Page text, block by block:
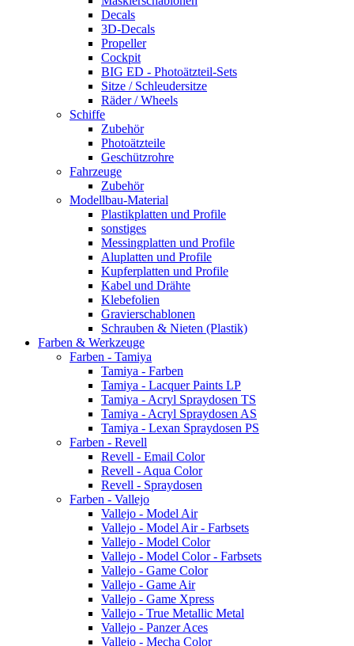
Decals
3D-Decals
Propeller
Cockpit
BIG ED - Photoätzteil-Sets
Sitze / Schleudersitze
Räder / Wheels
Schiffe
Zubehör
Photoätzteile
Geschützrohre
Fahrzeuge
Zubehör
Modellbau-Material
Plastikplatten und Profile
sonstiges
Messingplatten und Profile
Aluplatten und Profile
Kupferplatten und Profile
Kabel und Drähte
Klebefolien
Gravierschablonen
Schrauben & Nieten (Plastik)
Farben & Werkzeuge
Farben - Tamiya
Tamiya - Farben
Tamiya - Lacquer Paints LP
Tamiya - Acryl Spraydosen TS
Tamiya - Acryl Spraydosen AS
Tamiya - Lexan Spraydosen PS
Farben - Revell
Revell - Email Color
Revell - Aqua Color
Revell - Spraydosen
Farben - Vallejo
Vallejo - Model Air
Vallejo - Model Air - Farbsets
Vallejo - Model Color
Vallejo - Model Color - Farbsets
Vallejo - Game Color
Vallejo - Game Air
Vallejo - Game Xpress
Vallejo - True Metallic Metal
Vallejo - Panzer Aces
Vallejo - Mecha Color